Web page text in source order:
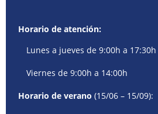
Horario de atención:
Lunes a jueves de 9:00h a 17:30h
Viernes de 9:00h a 14:00h
Horario de verano (15/06 – 15/09):